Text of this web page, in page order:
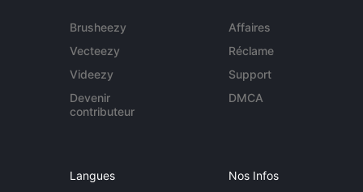
Brusheezy
Vecteezy
Videezy
Devenir
contributeur
Affaires
Réclame
Support
DMCA
Langues Nos Infos